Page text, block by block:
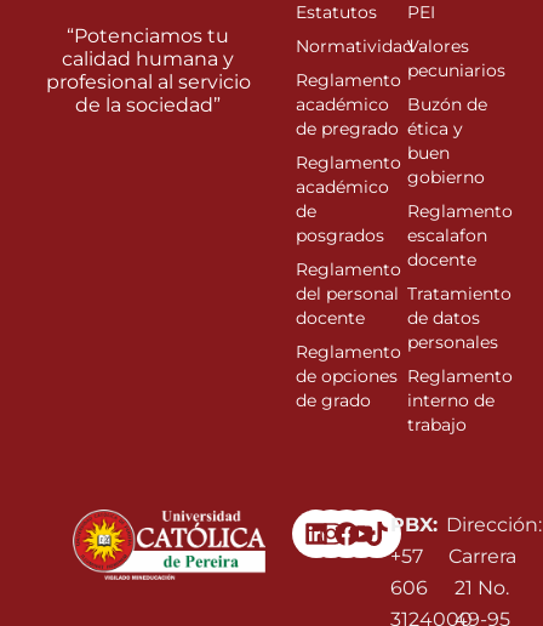
Linkedin
Instagram
Facebook
Youtube
PBX:
+57
606
3124000
Dirección:
Carrera
21 No.
49-95
“Potenciamos tu
calidad humana y
profesional al servicio
de la sociedad”
Estatutos
Normatividad
Reglamento
académico
de pregrado
Reglamento
académico
de
posgrados
Reglamento
del personal
docente
Reglamento
de opciones
de grado
PEI
Valores
pecuniarios
Buzón de
ética y
buen
gobierno
Reglamento
escalafon
docente
Tratamiento
de datos
personales
Reglamento
interno de
trabajo